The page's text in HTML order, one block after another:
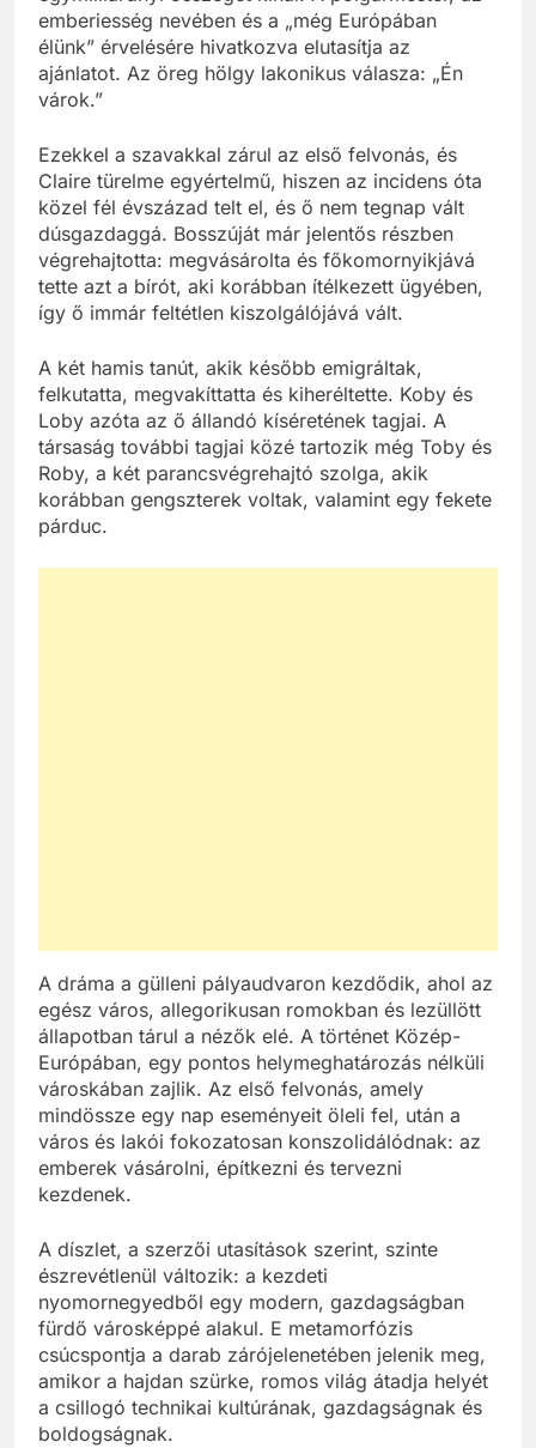
emberiesség nevében és a „még Európában
élünk” érvelésére hivatkozva elutasítja az
ajánlatot. Az öreg hölgy lakonikus válasza: „Én
várok.”
Ezekkel a szavakkal zárul az első felvonás, és
Claire türelme egyértelmű, hiszen az incidens óta
közel fél évszázad telt el, és ő nem tegnap vált
dúsgazdaggá. Bosszúját már jelentős részben
végrehajtotta: megvásárolta és főkomornyikjává
tette azt a bírót, aki korábban ítélkezett ügyében,
így ő immár feltétlen kiszolgálójává vált.
A két hamis tanút, akik később emigráltak,
felkutatta, megvakíttatta és kiheréltette. Koby és
Loby azóta az ő állandó kíséretének tagjai. A
társaság további tagjai közé tartozik még Toby és
Roby, a két parancsvégrehajtó szolga, akik
korábban gengszterek voltak, valamint egy fekete
párduc.
A dráma a gülleni pályaudvaron kezdődik, ahol az
egész város, allegorikusan romokban és lezüllött
állapotban tárul a nézők elé. A történet Közép-
Európában, egy pontos helymeghatározás nélküli
városkában zajlik. Az első felvonás, amely
mindössze egy nap eseményeit öleli fel, után a
város és lakói fokozatosan konszolidálódnak: az
emberek vásárolni, építkezni és tervezni
kezdenek.
A díszlet, a szerzői utasítások szerint, szinte
észrevétlenül változik: a kezdeti
nyomornegyedből egy modern, gazdagságban
fürdő városképpé alakul. E metamorfózis
csúcspontja a darab zárójelenetében jelenik meg,
amikor a hajdan szürke, romos világ átadja helyét
a csillogó technikai kultúrának, gazdagságnak és
boldogságnak.